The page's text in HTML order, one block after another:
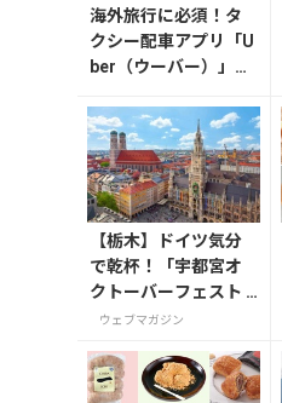
海外旅行に必須！タ
クシー配車アプリ「U
ber（ウーバー）」の
【栃木】ドイツ気分
で乾杯！「宇都宮オ
クトーバーフェスト L
ight 2026」が8月7日
ウェブマガジン